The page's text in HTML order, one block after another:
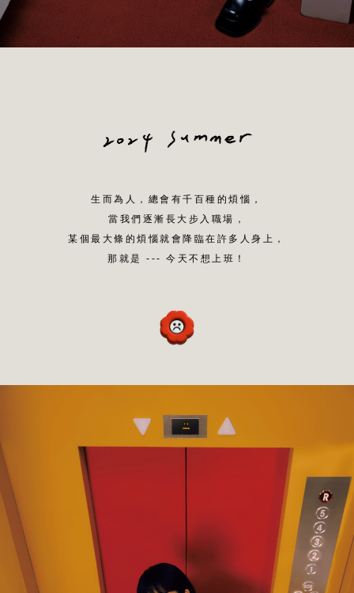
生而為人，總會有千百種的煩惱，
當我們逐漸長大步入職場，
某個最大條的煩惱就會降臨在許多人身上，
那就是 --- 今天不想上班！